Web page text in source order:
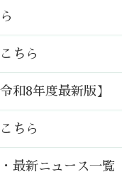
ちら
和8年度最新版】
ちら
最新ニュース一覧